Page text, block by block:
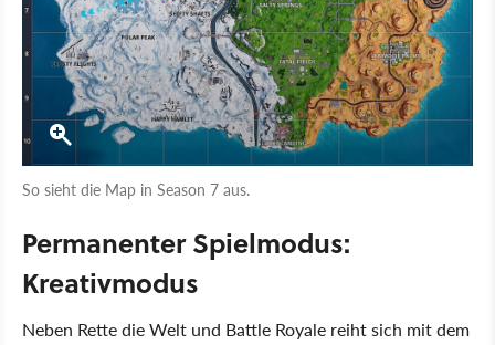
So sieht die Map in Season 7 aus.
Permanenter Spielmodus:
Kreativmodus
Neben Rette die Welt und Battle Royale reiht sich mit dem